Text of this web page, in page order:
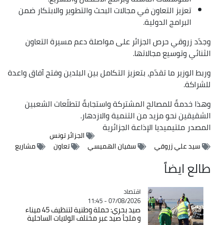
تعزيز التعاون في مجالات البحث والتطوير والابتكار ضمن
البرامج الدولية.
وجدّد زروقي حرص الجزائر على مواصلة دعم مسيرة التعاون
الثنائي وتوسيع مجالاتها.
وربط الوزير ما تقدّم، بتعزيز التكامل بين البلدين وفتح آفاق واعدة
للشراكة.
وهذا خدمةً للمصالح المشتركة واستجابةً لتطلّعات الشعبين
الشقيقين نحو مزيد من التنمية والازدهار.
المصدرملتيميديا الإذاعة الجزائرية
الجزائر تونس
سيد علي زروقي
سفيان الهميسي تعاون مشاريع
طالع ايضاً
Catégorie
اقتصاد
07/08/2026 - 11:45
صيد بحري: حملة وطنية لتنظيف 45 ميناء
و ملجأ صيد عبر مختلف الولايات الساحلية